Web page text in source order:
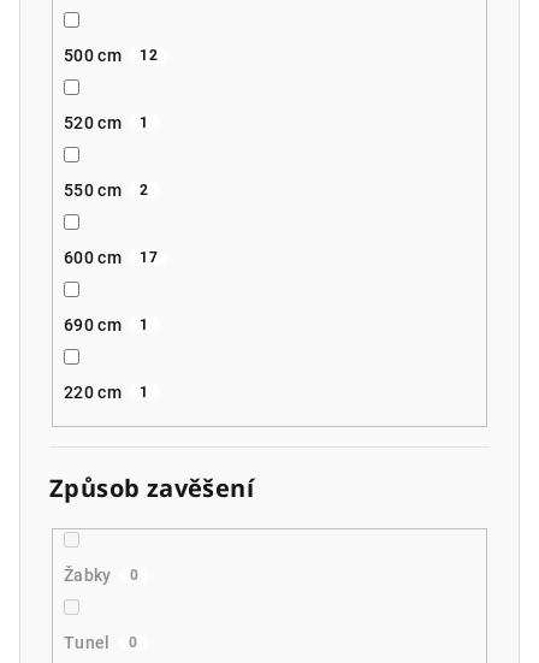
500 cm 12
520 cm 1
550 cm 2
600 cm 17
690 cm 1
220 cm 1
Způsob zavěšení
Žabky 0
Tunel 0